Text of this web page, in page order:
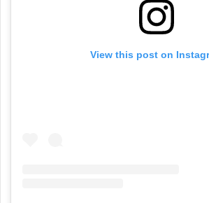
View this post on